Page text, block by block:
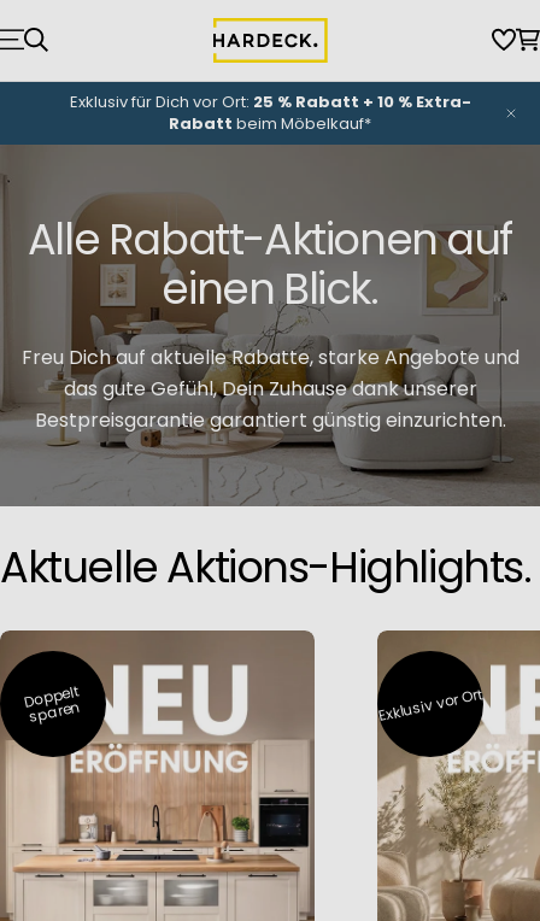
Inhalt
springen
NEU-Eröffnungunserer Küchenwelt: Bis zu3.000 €
Eröffnungsbonus*
Alle Rabatt-Aktionen auf
einen Blick.
Freu Dich auf aktuelle Rabatte, starke Angebote und
das gute Gefühl, Dein Zuhause dank unserer
Bestpreisgarantie garantiert günstig einzurichten.
Aktuelle Aktions-Highlights.
Doppelt
sparen Exklusiv vor Ort